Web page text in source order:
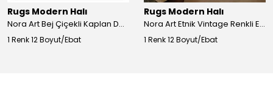
Rugs Modern Halı
Nora Art Bej Çiçekli Kaplan Desenli Dokuma Taban Dekoratif Salon Halısı 61
1 Renk 12 Boyut/Ebat
Rugs Modern Halı
Nora Art Etnik Vintage Renkli Eskitme Dokuma Taban Dekoratif Salon Halısı 63
1 Renk 12 Boyut/Ebat